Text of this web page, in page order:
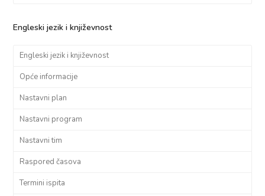
Engleski jezik i književnost
Engleski jezik i književnost
Opće informacije
Nastavni plan
Nastavni program
Nastavni tim
Raspored časova
Termini ispita